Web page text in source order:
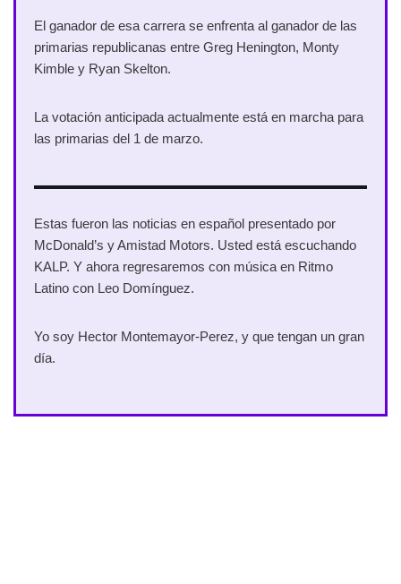
El ganador de esa carrera se enfrenta al ganador de las
primarias republicanas entre Greg Henington, Monty
Kimble y Ryan Skelton.
La votación anticipada actualmente está en marcha para
las primarias del 1 de marzo.
Estas fueron las noticias en español presentado por
McDonald’s y Amistad Motors. Usted está escuchando
KALP. Y ahora regresaremos con música en Ritmo
Latino con Leo Domínguez.
Yo soy Hector Montemayor-Perez, y que tengan un gran
día.